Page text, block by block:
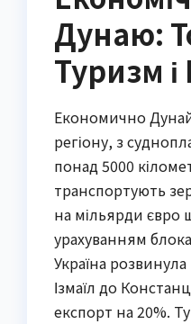
Дунаю:
Туризм
Економично
регіону, з
понад 5000
транспортують
на мільярди євро
урахуванням
Україна
Ізмаїл до
експорт на 20%.